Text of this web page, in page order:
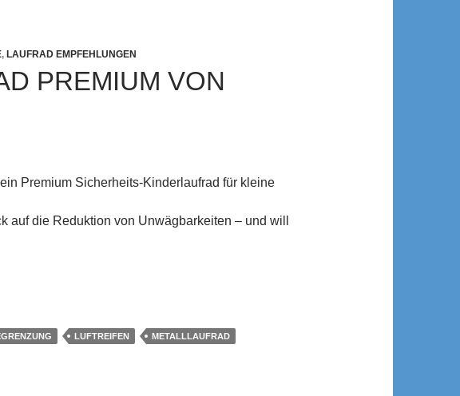
,LAUFRAD EMPFEHLUNGEN
PREMIUM VON
Premium Sicherheits-Kinderlaufrad für kleine
die Reduktion von Unwägbarkeiten – und will
LUFTREIFEN
METALLLAUFRAD